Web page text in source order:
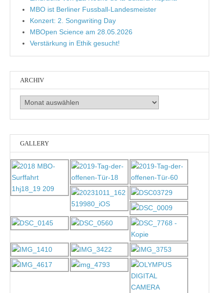
MBO ist Berliner Fussball-Landesmeister
Konzert: 2. Songwriting Day
MBOpen Science am 28.05.2026
Verstärkung in Ethik gesucht!
ARCHIV
Archiv
GALLERY